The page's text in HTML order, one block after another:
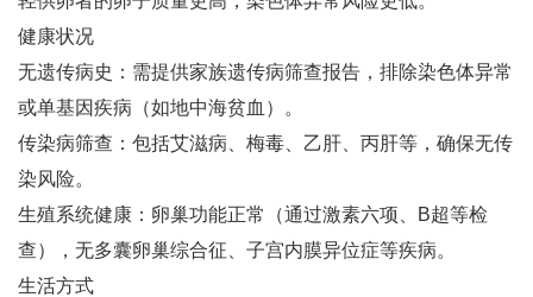
健康状况‌
无遗传病史：需提供家族遗传病筛查报告，排除染色体异常
或单基因疾病（如地中海贫血）‌。
传染病筛查：包括艾滋病、梅毒、乙肝、丙肝等，确保无传
染风险‌。
生殖系统健康：卵巢功能正常（通过激素六项、B超等检
查），无多囊卵巢综合征、子宫内膜异位症等疾病‌。
生活方式‌